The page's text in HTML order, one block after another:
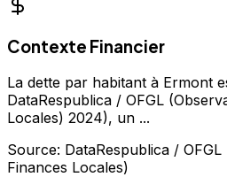
Contexte Financier
La dette par habitant à Ermont
DataRespublica / OFGL
Locales) 2024), un ...
Source: DataRespublica /
Finances Locales)